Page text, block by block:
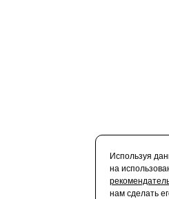
Используя
на
нам сделать